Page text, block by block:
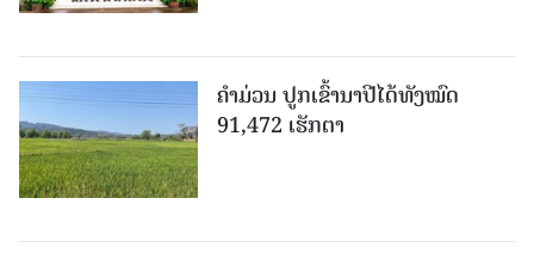
ຄໍາມ່ວນ ປູກເຂົ້ານາປີໄດ້ທັງໝົດ
91,472 ເຮັກຕາ